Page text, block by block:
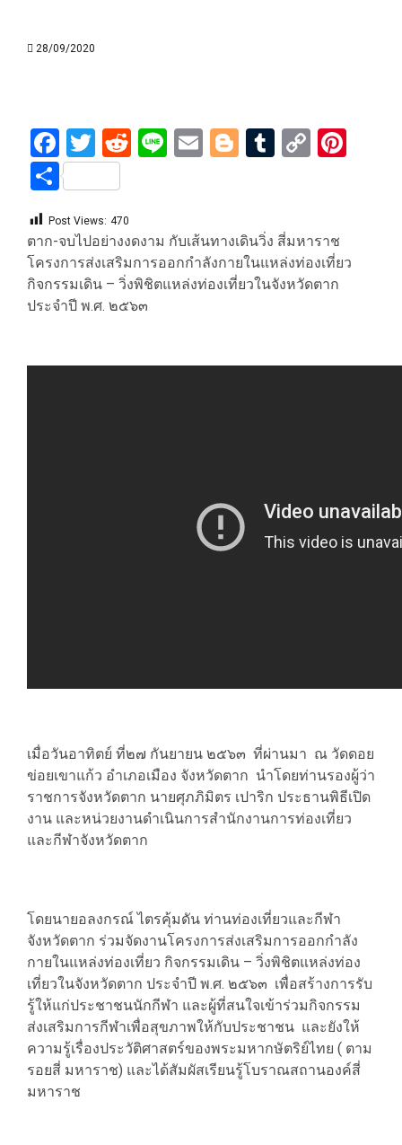
28/09/2020
Facebook
Twitter
Reddit
LineEmailBlogger
Tumblr
Copy
Share
Post Views: 470
ตาก-จบไปอย่างงดงาม กับเส้นทางเดินวิ่ง สี่มหาราช
โครงการส่งเสริมการออกกำลังกายในแหล่งท่องเที่ยว
กิจกรรมเดิน – วิ่งพิชิตแหล่งท่องเที่ยวในจังหวัดตาก
ประจำปี พ.ศ. ๒๕๖๓
เมื่อวันอาทิตย์ ที่๒๗ กันยายน ๒๕๖๓ ที่ผ่านมา ณ วัดดอย
ข่อยเขาแก้ว อำเภอเมือง จังหวัดตาก นำโดยท่านรองผู้ว่า
ราชการจังหวัดตาก นายศุภภิมิตร เปาริก ประธานพิธีเปิด
งาน และหน่วยงานดำเนินการสำนักงานการท่องเที่ยว
และกีฬาจังหวัดตาก
โดยนายอลงกรณ์ ไตรคุ้มดัน ท่านท่องเที่ยวและกีฬา
จังหวัดตาก ร่วมจัดงานโครงการส่งเสริมการออกกำลัง
กายในแหล่งท่องเที่ยว กิจกรรมเดิน – วิ่งพิชิตแหล่งท่อง
เที่ยวในจังหวัดตาก ประจำปี พ.ศ. ๒๕๖๓ เพื่อสร้างการรับ
รู้ให้แก่ประชาชนนักกีฬา และผู้ที่สนใจเข้าร่วมกิจกรรม
ส่งเสริมการกีฬาเพื่อสุขภาพให้กับประชาชน และยังให้
ความรู้เรื่องประวัติศาสตร์ของพระมหากษัตริย์ไทย ( ตาม
รอยสี่ มหาราช) และได้สัมผัสเรียนรู้โบราณสถานองค์สี่
มหาราช